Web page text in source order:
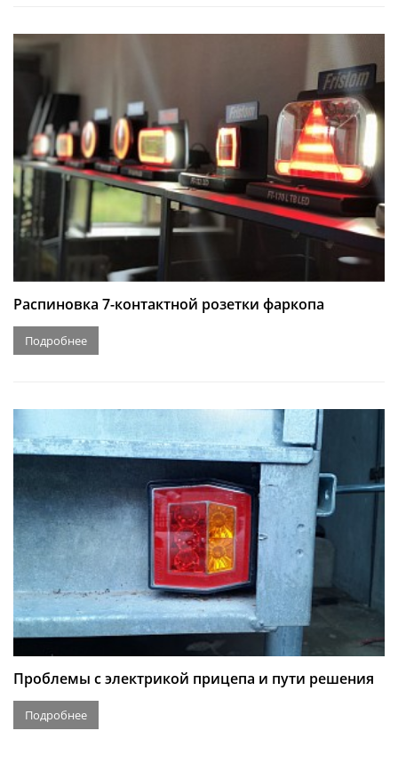
Распиновка 7-контактной розетки фаркопа
Подробнее
Проблемы с электрикой прицепа и пути решения
Подробнее